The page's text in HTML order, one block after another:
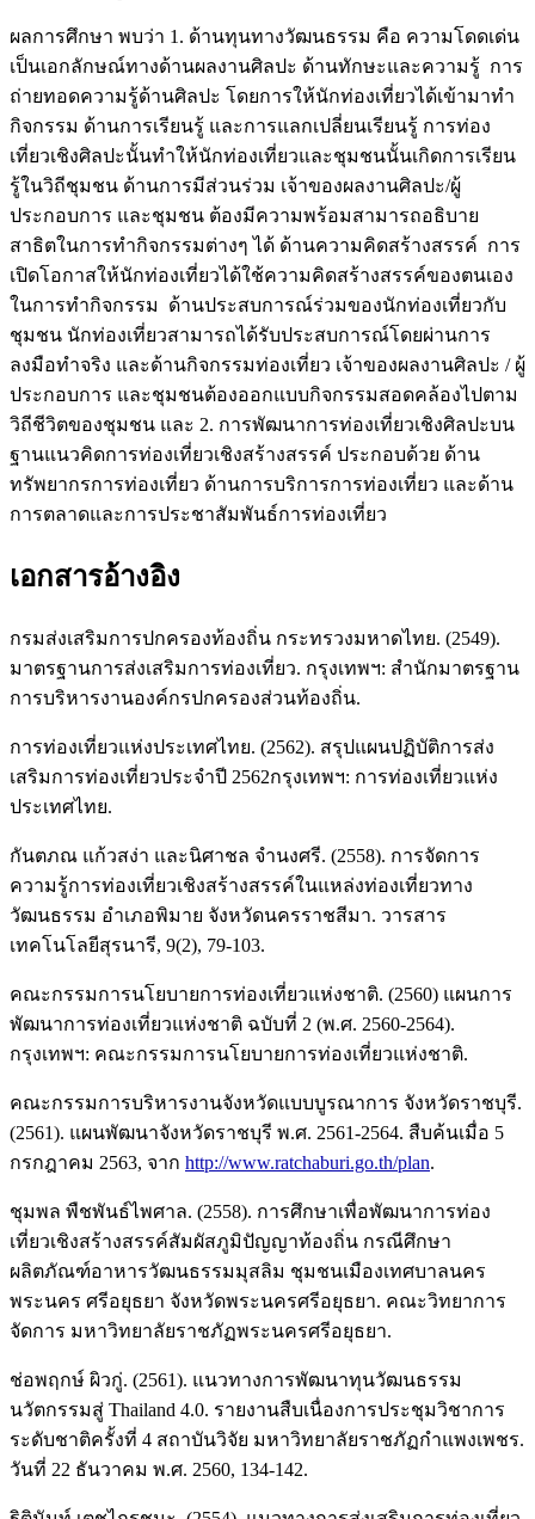
ผลการศึกษา พบว่า 1. ด้านทุนทางวัฒนธรรม คือ ความโดดเด่น
เป็นเอกลักษณ์ทางด้านผลงานศิลปะ ด้านทักษะและความรู้ การ
ถ่ายทอดความรู้ด้านศิลปะ โดยการให้นักท่องเที่ยวได้เข้ามาทำ
กิจกรรม ด้านการเรียนรู้ และการแลกเปลี่ยนเรียนรู้ การท่อง
เที่ยวเชิงศิลปะนั้นทำให้นักท่องเที่ยวและชุมชนนั้นเกิดการเรียน
รู้ในวิถีชุมชน ด้านการมีส่วนร่วม เจ้าของผลงานศิลปะ/ผู้
ประกอบการ และชุมชน ต้องมีความพร้อมสามารถอธิบาย
สาธิตในการทำกิจกรรมต่างๆ ได้ ด้านความคิดสร้างสรรค์ การ
เปิดโอกาสให้นักท่องเที่ยวได้ใช้ความคิดสร้างสรรค์ของตนเอง
ในการทำกิจกรรม ด้านประสบการณ์ร่วมของนักท่องเที่ยวกับ
ชุมชน นักท่องเที่ยวสามารถได้รับประสบการณ์โดยผ่านการ
ลงมือทำจริง และด้านกิจกรรมท่องเที่ยว เจ้าของผลงานศิลปะ / ผู้
ประกอบการ และชุมชนต้องออกแบบกิจกรรมสอดคล้องไปตาม
วิถีชีวิตของชุมชน และ 2. การพัฒนาการท่องเที่ยวเชิงศิลปะบน
ฐานแนวคิดการท่องเที่ยวเชิงสร้างสรรค์ ประกอบด้วย ด้าน
ทรัพยากรการท่องเที่ยว ด้านการบริการการท่องเที่ยว และด้าน
การตลาดและการประชาสัมพันธ์การท่องเที่ยว
เอกสารอ้างอิง
กรมส่งเสริมการปกครองท้องถิ่น กระทรวงมหาดไทย. (2549).
มาตรฐานการส่งเสริมการท่องเที่ยว. กรุงเทพฯ: สำนักมาตรฐาน
การบริหารงานองค์กรปกครองส่วนท้องถิ่น.
การท่องเที่ยวแห่งประเทศไทย. (2562). สรุปแผนปฏิบัติการส่ง
เสริมการท่องเที่ยวประจำปี 2562กรุงเทพฯ: การท่องเที่ยวแห่ง
ประเทศไทย.
กันตภณ แก้วสง่า และนิศาชล จำนงศรี. (2558). การจัดการ
ความรู้การท่องเที่ยวเชิงสร้างสรรค์ในแหล่งท่องเที่ยวทาง
วัฒนธรรม อำเภอพิมาย จังหวัดนครราชสีมา. วารสาร
เทคโนโลยีสุรนารี, 9(2), 79-103.
คณะกรรมการนโยบายการท่องเที่ยวแห่งชาติ. (2560) แผนการ
พัฒนาการท่องเที่ยวแห่งชาติ ฉบับที่ 2 (พ.ศ. 2560-2564).
กรุงเทพฯ: คณะกรรมการนโยบายการท่องเที่ยวแห่งชาติ.
คณะกรรมการบริหารงานจังหวัดแบบบูรณาการ จังหวัดราชบุรี.
(2561). แผนพัฒนาจังหวัดราชบุรี พ.ศ. 2561-2564. สืบค้นเมื่อ 5
กรกฎาคม 2563, จาก http://www.ratchaburi.go.th/plan.
ชุมพล พืชพันธ์ไพศาล. (2558). การศึกษาเพื่อพัฒนาการท่อง
เที่ยวเชิงสร้างสรรค์สัมผัสภูมิปัญญาท้องถิ่น กรณีศึกษา
ผลิตภัณฑ์อาหารวัฒนธรรมมุสลิม ชุมชนเมืองเทศบาลนคร
พระนคร ศรีอยุธยา จังหวัดพระนครศรีอยุธยา. คณะวิทยาการ
จัดการ มหาวิทยาลัยราชภัฏพระนครศรีอยุธยา.
ช่อพฤกษ์ ผิวกู่. (2561). แนวทางการพัฒนาทุนวัฒนธรรม
นวัตกรรมสู่ Thailand 4.0. รายงานสืบเนื่องการประชุมวิชาการ
ระดับชาติครั้งที่ 4 สถาบันวิจัย มหาวิทยาลัยราชภัฏกำแพงเพชร.
วันที่ 22 ธันวาคม พ.ศ. 2560, 134-142.